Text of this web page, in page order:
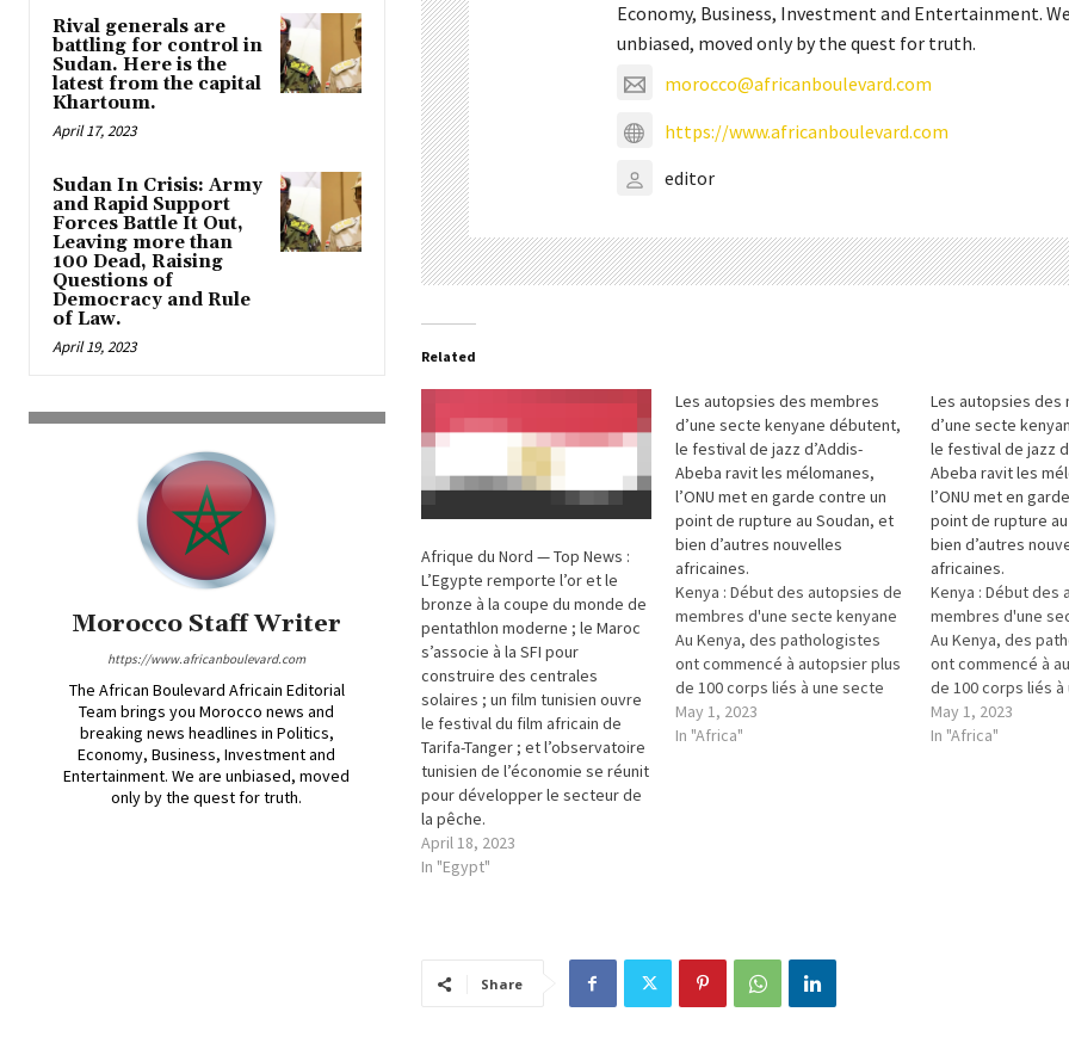
Rival generals are
battling for control in
Sudan. Here is the
latest from the capital
Khartoum.
April 17, 2023
Sudan In Crisis: Army
and Rapid Support
Forces Battle It Out,
Leaving more than
100 Dead, Raising
Questions of
Democracy and Rule
of Law.
April 19, 2023
Morocco Staff Writer
https://www.africanboulevard.com
The African Boulevard Africain Editorial
Team brings you Morocco news and
breaking news headlines in Politics,
Economy, Business, Investment and
Entertainment. We are unbiased, moved
only by the quest for truth.
Economy, Business, Investment and Entertainment.
unbiased, moved only by the quest for truth.
morocco@africanboulevard.com
https://www.africanboulevard.com
editor
Related
Afrique du Nord — Top News :
L’Egypte remporte l’or et le
bronze à la coupe du monde de
pentathlon moderne ; le Maroc
s’associe à la SFI pour
construire des centrales
solaires ; un film tunisien ouvre
le festival du film africain de
Tarifa-Tanger ; et l’observatoire
tunisien de l’économie se réunit
pour développer le secteur de
la pêche.
April 18, 2023
In "Egypt"
Les autopsies des membres
d’une secte kenyane débutent,
le festival de jazz d’Addis-
Abeba ravit les mélomanes,
l’ONU met en garde contre un
point de rupture au Soudan, et
bien d’autres nouvelles
africaines.
Kenya : Début des autopsies de
membres d'une secte kenyane
Au Kenya, des pathologistes
ont commencé à autopsier plus
de 100 corps liés à une secte
religieuse dont le chef aurait
demandé à ses membres de se
May 1, 2023
In "Africa"
Les autopsies des
d’une secte
le festival de jazz
Abeba ravit les
l’ONU met en
point de rupture
bien d’autres
africaines.
Kenya : Début des
membres d'une
Au Kenya, des
ont commencé à
de 100 corps liés
religieuse dont le
demandé à ses
May 1, 2023
In "Africa"
Share